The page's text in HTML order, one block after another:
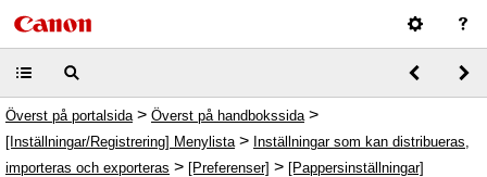
Överst på portalsida > Överst på handbokssida >
[Inställningar/Registrering] Menylista > Inställningar som kan distribueras,
importeras och exporteras > [Preferenser] > [Pappersinställningar]